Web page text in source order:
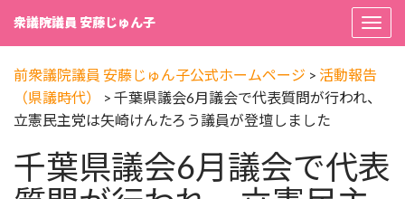
衆議院議員 安藤じゅん子
前衆議院議員 安藤じゅん子公式ホームページ > 活動報告
（県議時代）
> 千葉県議会6月議会で代表質問が行われ、
立憲民主党は矢崎けんたろう議員が登壇しました
千葉県議会6月議会で代表